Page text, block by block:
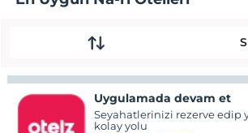
Uygulamada devam et
Seyahatlerinizi rezerve edip
kolay yolu